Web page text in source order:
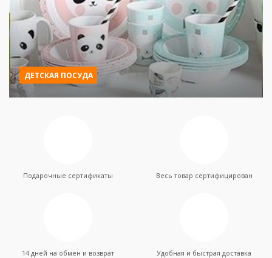
ДЕТСКАЯ ПОСУДА
Подарочные сертификаты Весь товар сертифицирован
14 дней на обмен и возврат Удобная и быстрая доставка